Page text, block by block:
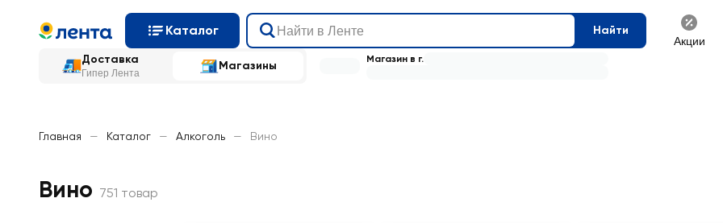
Каталог Найти
Акции
Доставка
Гипер Лента
Магазины Магазин в г.
Главная — Каталог — Алкоголь — Вино
Вино 751 товар